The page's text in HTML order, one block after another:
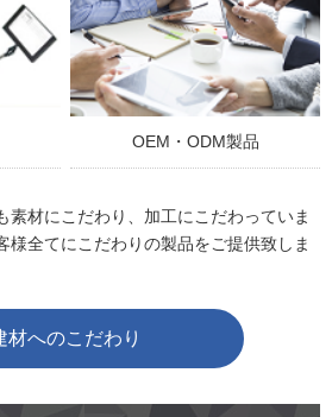
OEM・ODM製品
素材にこだわり、加工にこだわっていま
様全てにこだわりの製品をご提供致しま
材へのこだわり